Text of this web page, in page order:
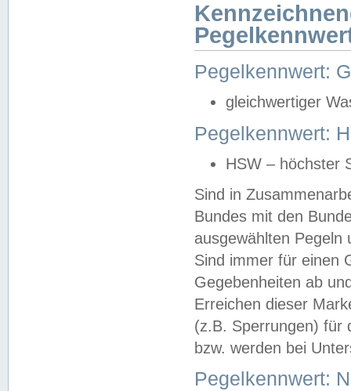
Pegelkennwert:
gleichwertiger
Pegelkennwert:
HSW – höchster
Sind in
Bundes mit den
ausgewählten
Sind immer für einen
Gegebenheiten ab
Erreichen dieser
(z.B. Sperrungen) für
bzw. werden bei
Pegelkennwert: